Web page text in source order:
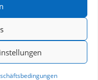
Qmini